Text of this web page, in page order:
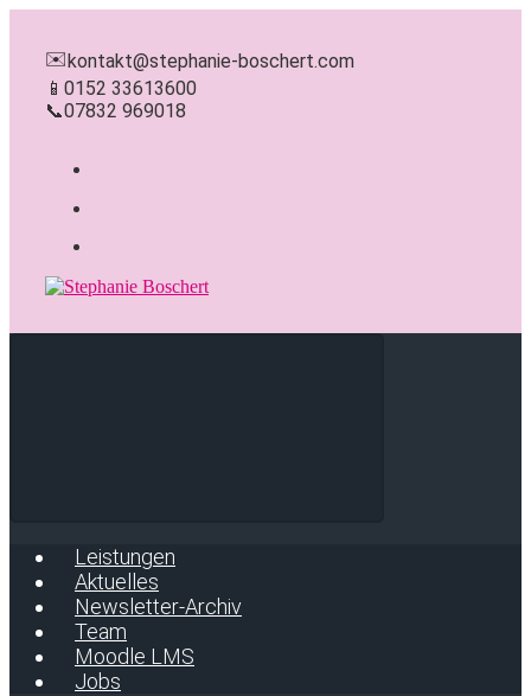
springen
✉️kontakt@stephanie-boschert.com
📱 0152 33613600
📞07832 969018
Leistungen
Aktuelles
Newsletter-Archiv
Team
Moodle LMS
Jobs